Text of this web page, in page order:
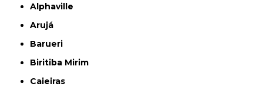
Alphaville
Arujá
Barueri
Biritiba Mirim
Caieiras